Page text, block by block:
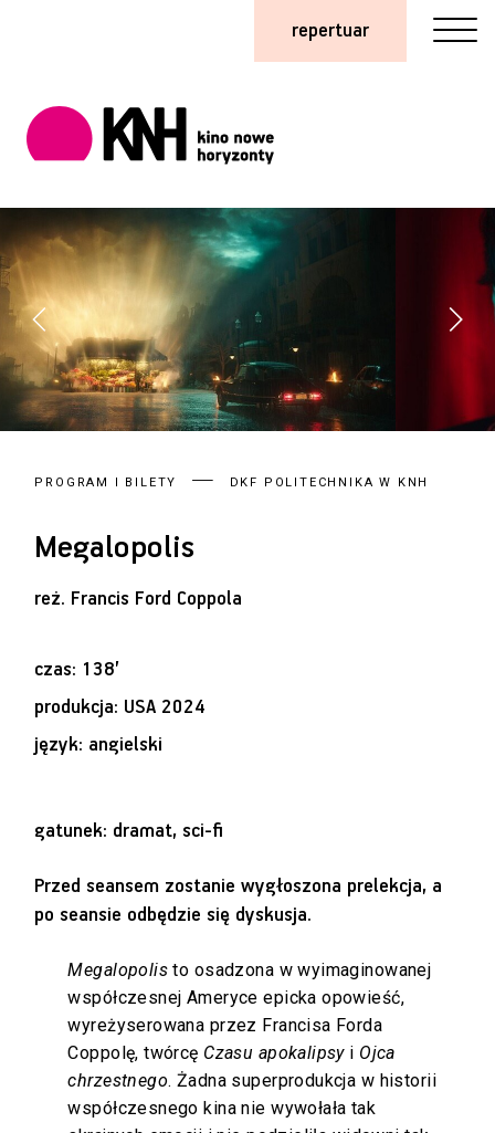
repertuar
PROGRAM I BILETY DKF POLITECHNIKA W KNH
Megalopolis
reż. Francis Ford Coppola
czas: 138’
produkcja: USA 2024
język: angielski
gatunek: dramat, sci-fi
Przed seansem zostanie wygłoszona prelekcja, a
po seansie odbędzie się dyskusja.
Megalopolis to osadzona w wyimaginowanej
współczesnej Ameryce epicka opowieść,
wyreżyserowana przez Francisa Forda
Coppolę, twórcę Czasu apokalipsyi Ojca
chrzestnego. Żadna superprodukcja w historii
współczesnego kina nie wywołała tak